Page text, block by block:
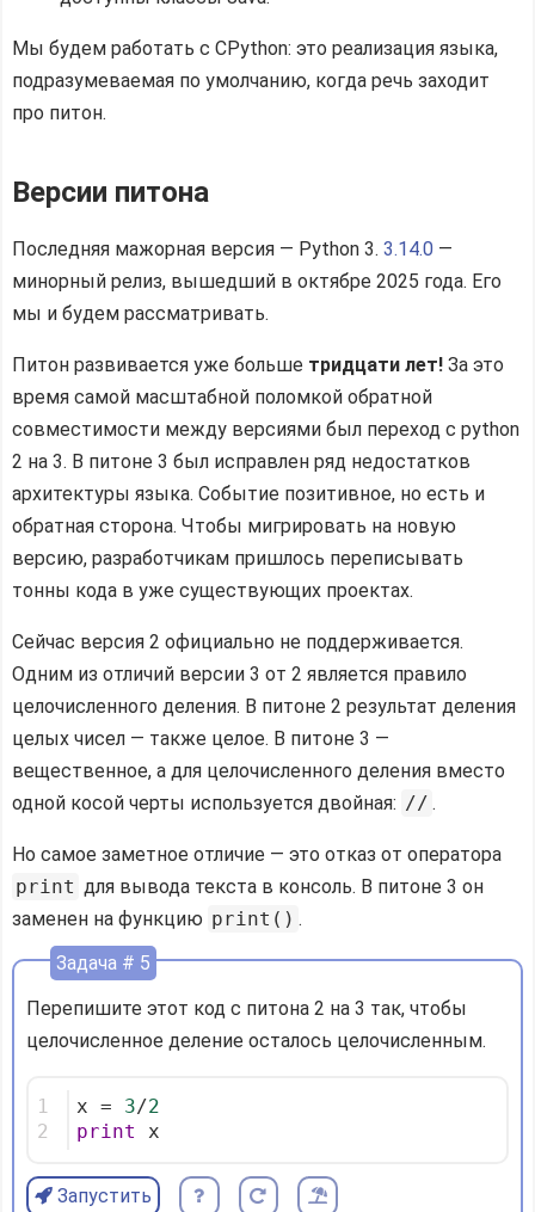
Мы будем работать с CPython: это реализация языка,
подразумеваемая по умолчанию, когда речь заходит
про питон.
Версии питона
Последняя мажорная версия — Python 3. 3.14.0 —
минорный релиз, вышедший в октябре 2025 года. Его
мы и будем рассматривать.
Питон развивается уже больше тридцати лет! За это
время самой масштабной поломкой обратной
совместимости между версиями был переход с python
2 на 3. В питоне 3 был исправлен ряд недостатков
архитектуры языка. Событие позитивное, но есть и
обратная сторона. Чтобы мигрировать на новую
версию, разработчикам пришлось переписывать
тонны кода в уже существующих проектах.
Сейчас версия 2 официально не поддерживается.
Одним из отличий версии 3 от 2 является правило
целочисленного деления. В питоне 2 результат деления
целых чисел — также целое. В питоне 3 —
вещественное, а для целочисленного деления вместо
одной косой черты используется двойная: // .
Но самое заметное отличие — это отказ от оператора
print для вывода текста в консоль. В питоне 3 он
заменен на функцию print() .
Перепишите этот код с питона 2 на 3 так, чтобы
целочисленное деление осталось целочисленным.
1
2
x = 3/2
print
x
Задача # 5
Запустить